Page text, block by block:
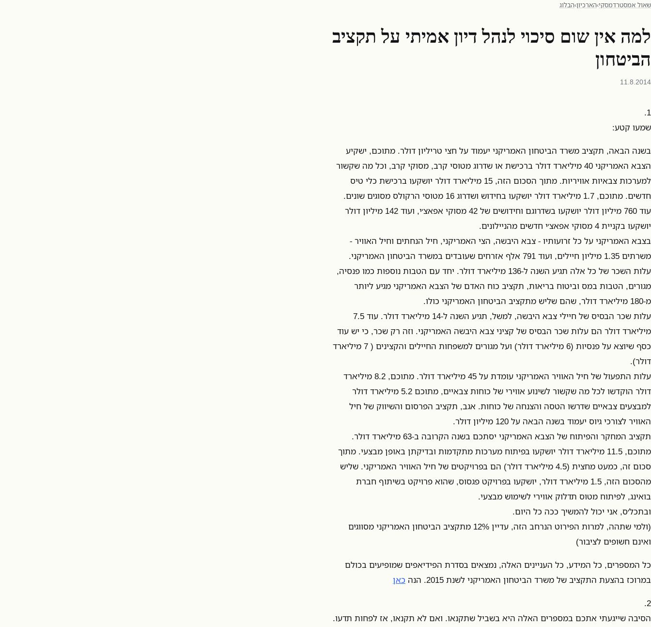
שאול אמסטרדמסקי›הארכיון›הבלוג
למה אין שום סיכוי לנהל דיון אמיתי על תקציב
הביטחון
11.8.2014
1.
שמעו קטע:
בשנה הבאה, תקציב משרד הביטחון האמריקני יעמוד על חצי טריליון דולר. מתוכם, ישקיע
הצבא האמריקני 40 מיליארד דולר ברכישת או שדרוג מטוסי קרב, מסוקי קרב, וכל מה שקשור
למערכות צבאיות אוויריות. מתוך הסכום הזה, 15 מיליארד דולר יושקעו ברכישת כלי טיס
חדשים. מתוכם, 1.7 מיליארד דולר יושקעו בחידוש ושדרוג 16 מטוסי הרקולס מסוגים שונים.
עוד 760 מיליון דולר יושקעו בשדרוגם וחידושים של 42 מסוקי אפאצ׳י, ועוד 142 מיליון דולר
יושקעו בקניית 4 מסוקי אפאצ׳י חדשים מהניילונים.
בצבא האמריקני על כל זרועותיו - צבא היבשה, הצי האמריקני, חיל הנחתים וחיל האוויר -
משרתים 1.35 מיליון חיילים, ועוד 791 אלף אזרחים שעובדים במשרד הביטחון האמריקני.
עלות השכר של כל אלה תגיע השנה ל-136 מיליארד דולר. יחד עם הטבות נוספות כמו פנסיה,
מגורים, הטבות במס וביטוח בריאות, תקציב כוח האדם של הצבא האמריקני מגיע ליותר
מ-180 מיליארד דולר, שהם שליש מתקציב הביטחון האמריקני כולו.
עלות שכר הבסיס של חיילי צבא היבשה, למשל, תגיע השנה ל-14 מיליארד דולר. עוד 7.5
מיליארד דולר הם עלות שכר הבסיס של קציני צבא היבשה האמריקני. וזה רק שכר, כי יש עוד
כסף שיוצא על פנסיות (6 מיליארד דולר) ועל מגורים למשפחות החיילים והקצינים ( 7 מיליארד
דולר).
עלות התפעול של חיל האוויר האמריקני עומדת על 45 מיליארד דולר. מתוכם, 8.2 מיליארד
דולר הוקדשו לכל מה שקשור לשינוע אווירי של כוחות צבאיים, מתוכם 5.2 מיליארד דולר
למבצעים צבאיים שדרשו הטסה והצנחה של כוחות. אגב, תקציב הפרסום והשיווק של חיל
האוויר לצורכי גיוס יעמוד בשנה הבאה על 120 מיליון דולר.
תקציב המחקר והפיתוח של הצבא האמריקני יסתכם בשנה הקרובה ב-63 מיליארד דולר.
מתוכם, 11.5 מיליארד דולר יושקעו בפיתוח מערכות מתקדמות ובדיקתן באופן מבצעי. מתוך
סכום זה, כמעט מחצית (4.5 מיליארד דולר) הם בפרויקטים של חיל האוויר האמריקני. שליש
מהסכום הזה, 1.5 מיליארד דולר, יושקעו בפרויקט פגסוס, שהוא פרויקט בשיתוף חברת
בואינג, לפיתוח מטוס תדלוק אווירי לשימוש מבצעי.
ובתכל׳ס, אני יכול להמשיך ככה כל היום.
(ולמי שתהה, למרות הפירוט הנרחב הזה, עדיין 12% מתקציב הביטחון האמריקני מסווגים
ואינם חשופים לציבור)
כל המספרים, כל המידע, כל העניינים האלה, נמצאים בסדרת הפידיאפים שמופיעים בכולם
במרוכז בהצעת התקציב של משרד הביטחון האמריקני לשנת 2015. הנה
כאן
2.
הסיבה שייגעתי אתכם במספרים האלה היא בשביל שתקנאו. ואם לא תקנאו, אז לפחות תדעו.